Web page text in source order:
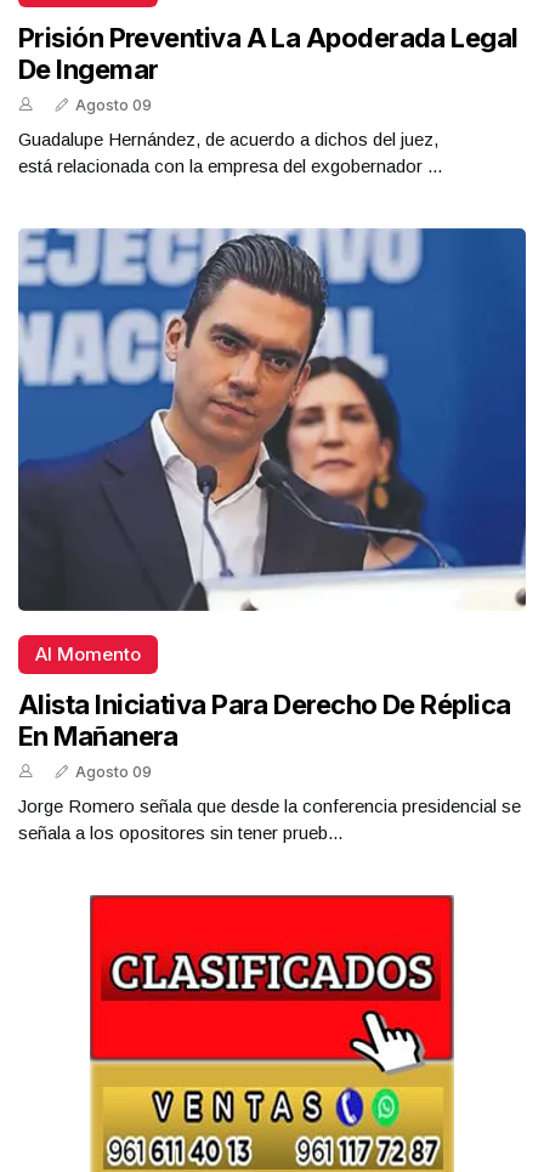
Prisión Preventiva A La Apoderada Legal
De Ingemar
Agosto 09
Guadalupe Hernández, de acuerdo a dichos del juez,
está relacionada con la empresa del exgobernador ...
Al Momento
Alista Iniciativa Para Derecho De Réplica
En Mañanera
Agosto 09
Jorge Romero señala que desde la conferencia presidencial se
señala a los opositores sin tener prueb...